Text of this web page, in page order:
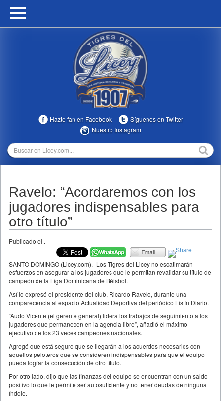
HOME
MULTIMEDIA
TEMPORADAS
Hazte fan en Facebook
Síguenos en Twitter
Nuestro Instagram
Ravelo: “Acordaremos con los
jugadores indispensables para
otro título”
Publicado el .
SANTO DOMINGO (Licey.com).- Los Tigres del Licey no escatimarán
esfuerzos en asegurar a los jugadores que le permitan revalidar su título de
campeón de la Liga Dominicana de Béisbol.
Así lo expresó el presidente del club, Ricardo Ravelo, durante una
comparecencia al espacio Actualidad Deportiva del periódico Listín Diario.
“Audo Vicente (el gerente general) lidera los trabajos de seguimiento a los
jugadores que permanecen en la agencia libre”, añadió el máximo
ejecutivo de los 23 veces campeones nacionales.
Agregó que está seguro que se llegarán a los acuerdos necesarios con
aquellos peloteros que se consideren indispensables para que el equipo
pueda lograr la consecución de otro título.
Por otro lado, dijo que las finanzas del equipo se encuentran con un saldo
positivo lo que le permite ser autosuficiente y no tener deudas de ninguna
índole.